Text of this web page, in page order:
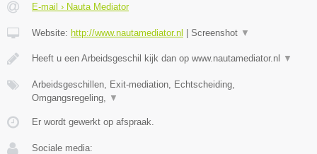
E-mail › Nauta Mediator
Website: http://www.nautamediator.nl Screenshot ▼
Heeft u een Arbeidsgeschil kijk dan op www.nautamediator.nl ▼
Arbeidsgeschillen, Exit-mediation, Echtscheiding,
Omgangsregeling,
▼
Er wordt gewerkt op afspraak.
Sociale media: